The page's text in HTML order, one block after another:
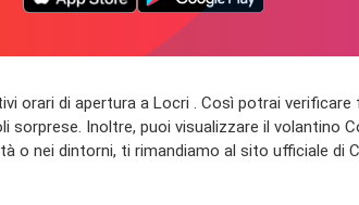
orari di apertura a Locri . Così potrai
Inoltre, puoi visualizzare il
o nei dintorni, ti rimandiamo al sito ufficiale di